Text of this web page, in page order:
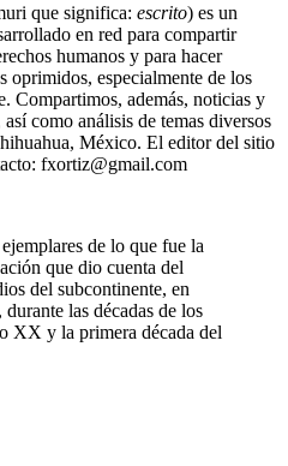
que significa: escrito) es un
en red para compartir
humanos y para hacer
oprimidos, especialmente de los
Compartimos, además, noticias y
como análisis de temas diversos
México. El editor del sitio
fxortiz@gmail.com
de lo que fue la
que dio cuenta del
del subcontinente, en
las décadas de los
XX y la primera década del